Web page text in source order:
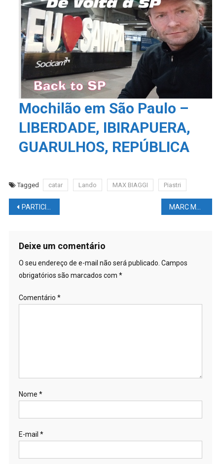
Mochilão em São Paulo –
LIBERDADE, IBIRAPUERA,
GUARULHOS, REPÚBLICA
Tagged catar Lando MAX BIAGGI Piastri
Navegação
Post
PARTICIPEI de uma CORRIDA de RUA 5 KM – Passo Fundo
Deixe um comentário
O seu endereço de e-mail não será publicado. Campos
obrigatórios são marcados com *
Comentário *
Nome *
E-mail *